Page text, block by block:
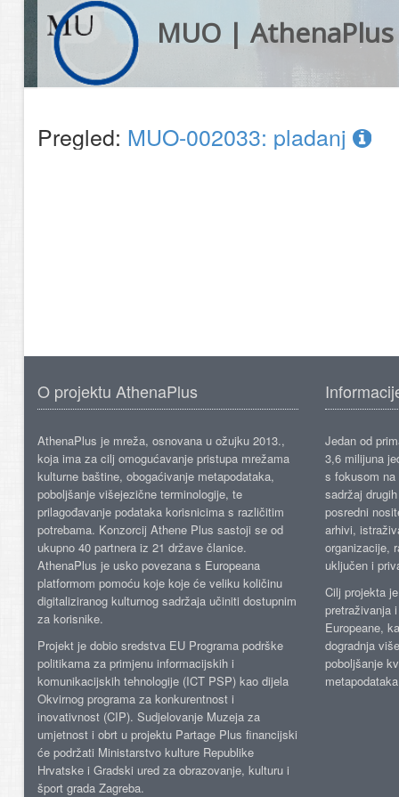
MUO | AthenaPlus
Pregled: MUO-002033: pladanj
O projektu AthenaPlus
AthenaPlus je mreža, osnovana u ožujku 2013.,
koja ima za cilj omogućavanje pristupa mrežama
kulturne baštine, obogaćivanje metapodataka,
poboljšanje višejezične terminologije, te
prilagođavanje podataka korisnicima s različitim
potrebama. Konzorcij Athene Plus sastoji se od
ukupno 40 partnera iz 21 države članice.
AthenaPlus je usko povezana s Europeana
platformom pomoću koje koje će veliku količinu
digitaliziranog kulturnog sadržaja učiniti dostupnim
za korisnike.
Projekt je dobio sredstva EU Programa podrške
politikama za primjenu informacijskih i
komunikacijskih tehnologije (ICT PSP) kao dijela
Okvirnog programa za konkurentnost i
inovativnost (CIP). Sudjelovanje Muzeja za
umjetnost i obrt u projektu Partage Plus financijski
će podržati Ministarstvo kulture Republike
Hrvatske i Gradski ured za obrazovanje, kulturu i
šport grada Zagreba.
Jedan od
3,6 milijuna
s fokusom
sadržaj
posredni
arhivi,
organizacije,
uključen i
Cilj projekta
pretraživanja
Europeane,
dogradnja
poboljšanje